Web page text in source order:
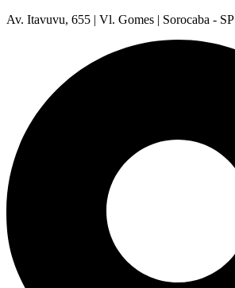
Av. Itavuvu, 655 | Vl. Gomes | Sorocaba - SP